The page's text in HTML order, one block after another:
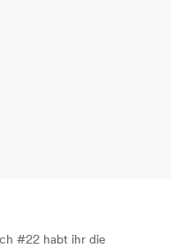
#22 habt ihr die